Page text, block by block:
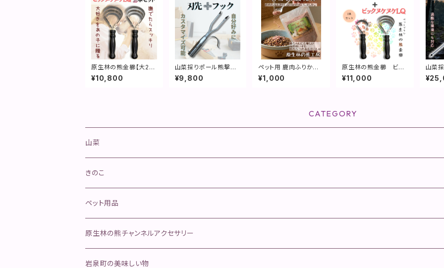
原生林の熊金櫛【大2本
セット】ビックヌケヌケL
Q
¥10,800
山菜採りポール熊撃退
【刃先＆タラの芽フック
セット】
¥9,800
ペット用 鹿肉ふりかけ
30g
¥1,000
原生林の熊金櫛 ビッ
クヌケヌケLQとスモー
ルゴロゴロCQの2本セ
¥11,000
山菜
エクス
得】
CATEGORY
山菜
山菜きのこセット
ネマガリタケセット
ふきのとう
行者にんにく
きのこ
松茸
舞茸
そのほかのきのこ
ペット用品
金櫛
ペットフード
原生林の熊チャンネルアクセサリー
岩泉町の美味しい物